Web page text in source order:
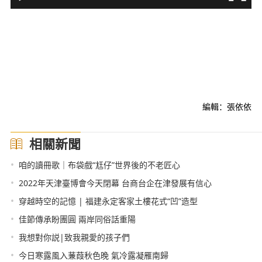
編輯：張依依
相關新聞
• 咱的讀冊歌｜布袋戲“尪仔”世界後的不老匠心
• 2022年天津臺博會今天閉幕 台商台企在津發展有信心
• 穿越時空的記憶 | 福建永定客家土樓花式“凹”造型
• 佳節傳承盼團圓 兩岸同俗話重陽
• 我想對你説|致我親愛的孩子們
• 今日寒露風入蒹葭秋色晚 氣冷露凝雁南歸